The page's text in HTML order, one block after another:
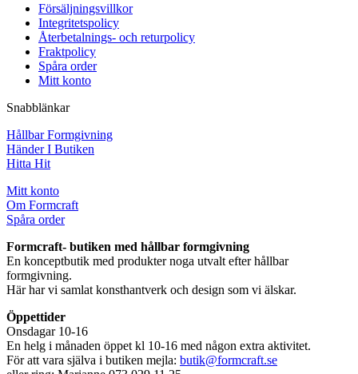
Försäljningsvillkor
Integritetspolicy
Återbetalnings- och returpolicy
Fraktpolicy
Spåra order
Mitt konto
Snabblänkar
Hållbar Formgivning
Händer I Butiken
Hitta Hit
Mitt konto
Om Formcraft
Spåra order
Formcraft- butiken med hållbar formgivning
En konceptbutik med produkter noga utvalt efter hållbar
formgivning.
Här har vi samlat konsthantverk och design som vi älskar.
Öppettider
Onsdagar 10-16
En helg i månaden öppet kl 10-16 med någon extra aktivitet.
För att vara själva i butiken mejla: butik@formcraft.se